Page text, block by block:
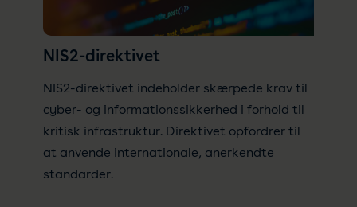
NIS2-direktivet
NIS2-direktivet indeholder skærpede krav til
cyber- og informationssikkerhed i forhold til
kritisk infrastruktur. Direktivet opfordrer til
at anvende internationale, anerkendte
standarder.